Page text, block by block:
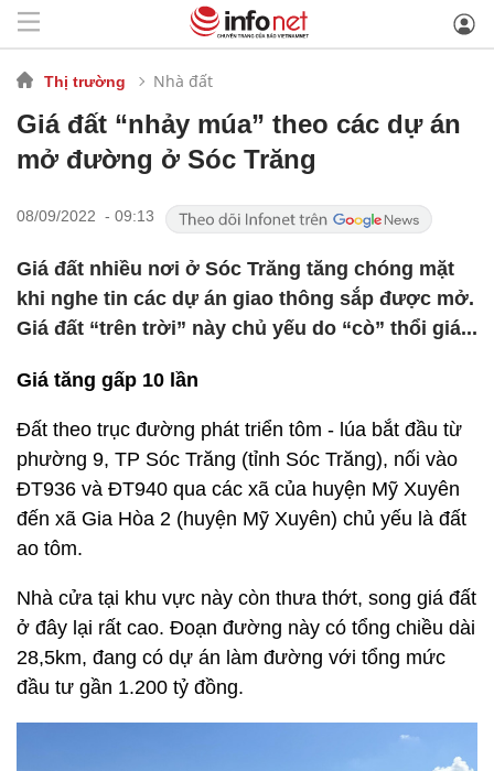
Thị trường Nhà đất
Giá đất “nhảy múa” theo các dự án
mở đường ở Sóc Trăng
08/09/2022 - 09:13
Giá đất nhiều nơi ở Sóc Trăng tăng chóng mặt
khi nghe tin các dự án giao thông sắp được mở.
Giá đất “trên trời” này chủ yếu do “cò” thổi giá...
Giá tăng gấp 10 lần
Đất theo trục đường phát triển tôm - lúa bắt đầu từ
phường 9, TP Sóc Trăng (tỉnh Sóc Trăng), nối vào
ĐT936 và ĐT940 qua các xã của huyện Mỹ Xuyên
đến xã Gia Hòa 2 (huyện Mỹ Xuyên) chủ yếu là đất
ao tôm.
Nhà cửa tại khu vực này còn thưa thớt, song giá đất
ở đây lại rất cao. Đoạn đường này có tổng chiều dài
28,5km, đang có dự án làm đường với tổng mức
đầu tư gần 1.200 tỷ đồng.